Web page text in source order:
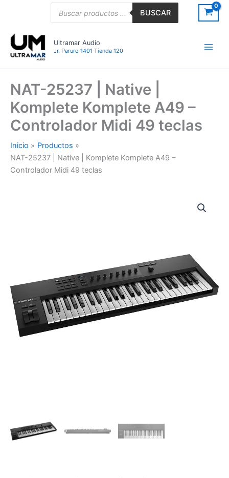
BUSCAR
Ultramar Audio
Jr. Paruro 1401 Tienda 120
NAT-25237 | Native |
Komplete Komplete A49 –
Controlador Midi 49 teclas
Inicio
Productos
NAT-25237 | Native | Komplete Komplete A49 –
Controlador Midi 49 teclas
Controlador
Midi
49
teclas
cantidad